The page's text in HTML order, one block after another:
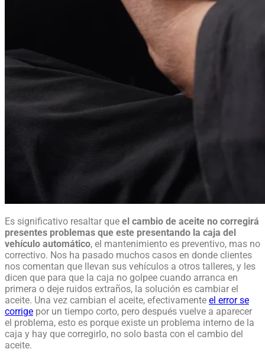
Es significativo resaltar que el cambio de aceite no corregirá
presentes problemas que este presentando la caja del
vehículo automático, el mantenimiento es preventivo, mas no
correctivo. Nos ha pasado muchos casos en donde clientes
nos comentan que llevan sus vehículos a otros talleres, y les
dicen que para que la caja no golpee cuando arranca en
primera o deje ruidos extraños, la solución es cambiar el
aceite. Una vez cambian el aceite, efectivamente el error se
corrige por un tiempo corto, pero después vuelve a aparecer
el problema, esto es porque existe un problema interno de la
caja y hay que corregirlo, no solo basta con el cambio del
aceite.